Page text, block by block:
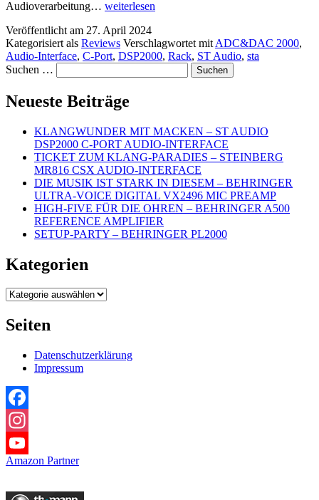
Audioverarbeitung… KLANGWUNDER
MACKEN
–
ST
C-
PORT
INTERFACE
weiterlesen
Veröffentlicht am 27. April 2024
Kategorisiert als Reviews Verschlagwortet mit ADC&DAC 2000,
Audio-Interface, C-Port, DSP2000, Rack, ST Audio, sta
Suchen …
Neueste Beiträge
KLANGWUNDER MIT MACKEN – ST AUDIO
DSP2000 C-PORT AUDIO-INTERFACE
TICKET ZUM KLANG-PARADIES – STEINBERG
MR816 CSX AUDIO-INTERFACE
DIE MUSIK IST STARK IN DIESEM – BEHRINGER
ULTRA-VOICE DIGITAL VX2496 MIC PREAMP
HIGH-FIVE FÜR DIE OHREN – BEHRINGER A500
REFERENCE AMPLIFIER
SETUP-PARTY – BEHRINGER PL2000
Kategorien
Kategorien
Seiten
Datenschutzerklärung
Impressum
Facebook
Instagram
YouTube
Amazon Partner